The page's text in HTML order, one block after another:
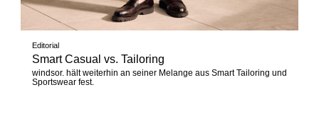
Editorial
Smart Casual vs. Tailoring
windsor. hält weiterhin an seiner Melange aus Smart Tailoring und
Sportswear fest.